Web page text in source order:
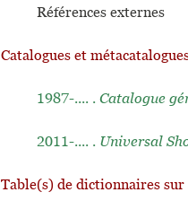
Références externes
Catalogues et
1987-.... . Catalogue
2011-.... . Universal
Table(s) de dictionnaires